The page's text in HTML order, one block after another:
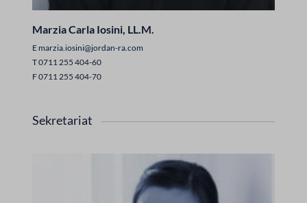
Marzia Carla Iosini, LL.M.
Emarzia.iosini@jordan-ra.com
T 0711 255 404-60
F 0711 255 404-70
Sekretariat